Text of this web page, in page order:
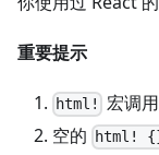
重要提示
html!
宏调
空的
html!